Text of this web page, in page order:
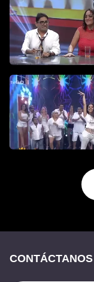
CONTÁCTANOS